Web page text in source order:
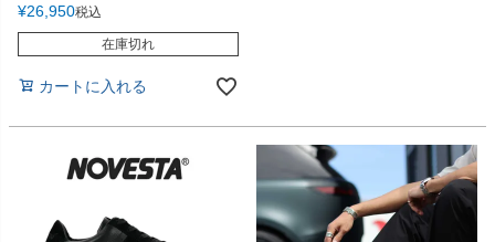
¥26,950税込
在庫切れ
カートに入れる